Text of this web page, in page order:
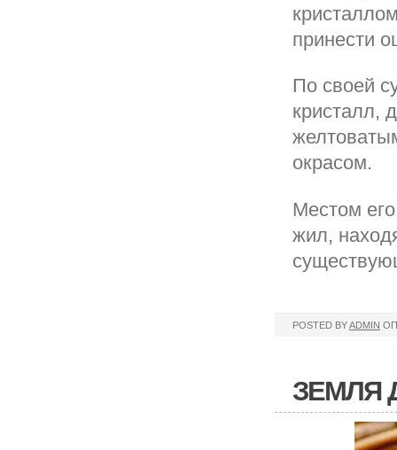
принести
По своей
кристалл,
окрасом.
Местом
жил,
POSTED BYADMIN
ЗЕМЛЯ